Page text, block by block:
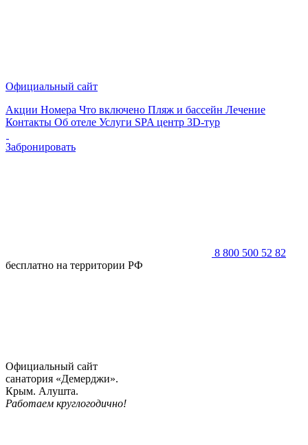
Официальный сайт
Акции Номера Что включено Пляж и бассейн Лечение
Контакты Об отеле Услуги SPA центр 3D-тур
Забронировать
8 800 500 52 82
бесплатно на территории РФ
Официальный сайт
санатория «Демерджи».
Крым. Алушта.
Работаем круглогодично!